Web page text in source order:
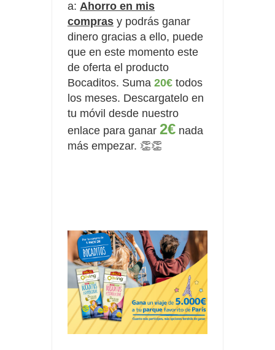
a: Ahorro en mis
compras y podrás ganar
dinero gracias a ello, puede
que en este momento este
de oferta el producto
Bocaditos. Suma 20€ todos
los meses. Descargatelo en
tu móvil desde nuestro
enlace para ganar 2€ nada
más empezar. 👏👏